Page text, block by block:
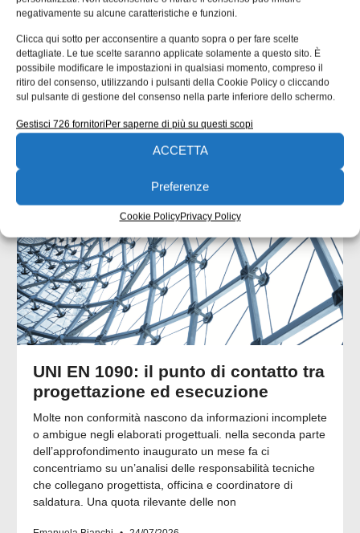
negativamente su alcune caratteristiche e funzioni.
Clicca qui sotto per acconsentire a quanto sopra o per fare scelte
dettagliate. Le tue scelte saranno applicate solamente a questo sito. È
possibile modificare le impostazioni in qualsiasi momento, compreso il
ritiro del consenso, utilizzando i pulsanti della Cookie Policy o cliccando
sul pulsante di gestione del consenso nella parte inferiore dello schermo.
Gestisci 726 fornitoriPer saperne di più su questi scopi
ACCETTA
Preferenze
Cookie PolicyPrivacy Policy
ISCRIVITI ALLA NEWSLETTER
ARTICOLI CORRELATI
UNI EN 1090: il punto di contatto tra
progettazione ed esecuzione
Molte non conformità nascono da informazioni incomplete
o ambigue negli elaborati progettuali. nella seconda parte
dell’approfondimento inaugurato un mese fa ci
concentriamo su un’analisi delle responsabilità tecniche
che collegano progettista, officina e coordinatore di
saldatura. Una quota rilevante delle non